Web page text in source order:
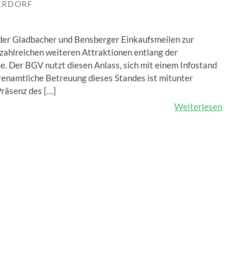
Gladbacher und Bensberger Einkaufsmeilen zur
weiteren Attraktionen entlang der
Der BGV nutzt diesen Anlass, sich mit einem Infostand
Betreuung dieses Standes ist mitunter
des […]
Weiterlesen